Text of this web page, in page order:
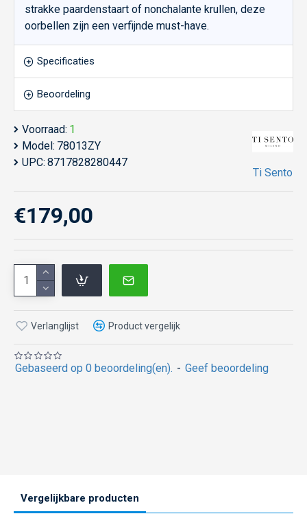
strakke paardenstaart of nonchalante krullen, deze
oorbellen zijn een verfijnde must-have.
Specificaties
Beoordeling
Voorraad: 1
Model: 78013ZY
UPC: 8717828280447
Ti Sento
Gebaseerd op 0 beoordeling(en). - Geef beoordeling
€179,00
Verlanglijst Product vergelijk
Vergelijkbare producten